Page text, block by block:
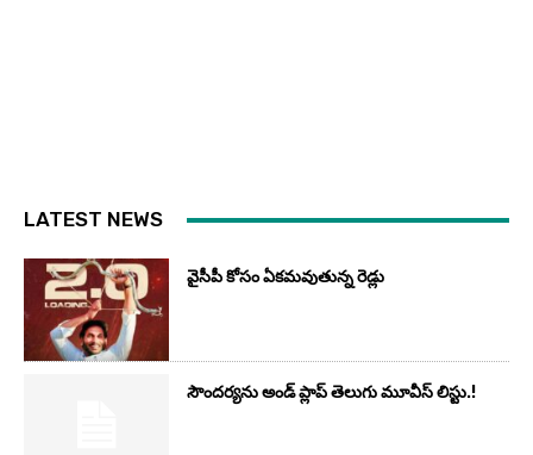
LATEST NEWS
వైసీపీ కోసం ఏక‌మ‌వుతున్న రెడ్లు
సౌందర్యను అండ్‌ ప్లాప్‌ తెలుగు మూవీస్‌ లిస్టు.!